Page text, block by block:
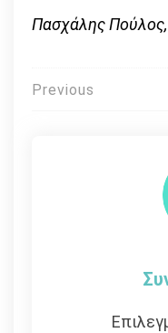
Πασχάλης
Πλοήγηση
Previous